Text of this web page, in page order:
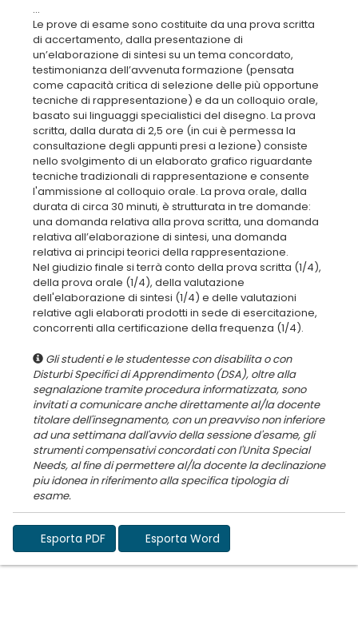
...
Le prove di esame sono costituite da una prova scritta
di accertamento, dalla presentazione di
un’elaborazione di sintesi su un tema concordato,
testimonianza dell’avvenuta formazione (pensata
come capacità critica di selezione delle più opportune
tecniche di rappresentazione) e da un colloquio orale,
basato sui linguaggi specialistici del disegno. La prova
scritta, dalla durata di 2,5 ore (in cui è permessa la
consultazione degli appunti presi a lezione) consiste
nello svolgimento di un elaborato grafico riguardante
tecniche tradizionali di rappresentazione e consente
l'ammissione al colloquio orale. La prova orale, dalla
durata di circa 30 minuti, è strutturata in tre domande:
una domanda relativa alla prova scritta, una domanda
relativa all’elaborazione di sintesi, una domanda
relativa ai principi teorici della rappresentazione.
Nel giudizio finale si terrà conto della prova scritta (1/4),
della prova orale (1/4), della valutazione
dell'elaborazione di sintesi (1/4) e delle valutazioni
relative agli elaborati prodotti in sede di esercitazione,
Gli studenti e le studentesse con disabilita o con
Disturbi Specifici di Apprendimento (DSA), oltre alla
segnalazione tramite procedura informatizzata, sono
invitati a comunicare anche direttamente al/la docente
titolare dell'insegnamento, con un preavviso non inferiore
ad una settimana dall'avvio della sessione d'esame, gli
strumenti compensativi concordati con l'Unita Special
Needs, al fine di permettere al/la docente la declinazione
piu idonea in riferimento alla specifica tipologia di
Esporta PDF Esporta Word